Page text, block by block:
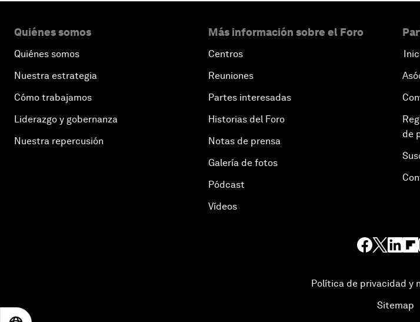
Quiénes somos
Quiénes somos
Nuestra estrategia
Cómo trabajamos
Liderazgo y gobernanza
Nuestra repercusión
Más información sobre el Foro
Centros
Reuniones
Partes interesadas
Historias del Foro
Notas de prensa
Galería de fotos
Pódcast
Vídeos
de
Política de privacidad y
Sitemap